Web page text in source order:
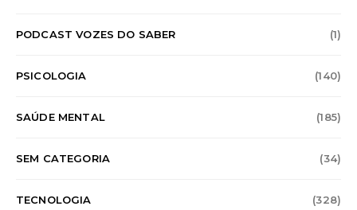
PODCAST VOZES DO SABER (1)
PSICOLOGIA (140)
SAÚDE MENTAL (185)
SEM CATEGORIA (34)
TECNOLOGIA (328)